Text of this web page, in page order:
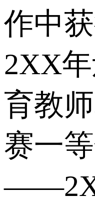
作中
2XX
育教
赛一